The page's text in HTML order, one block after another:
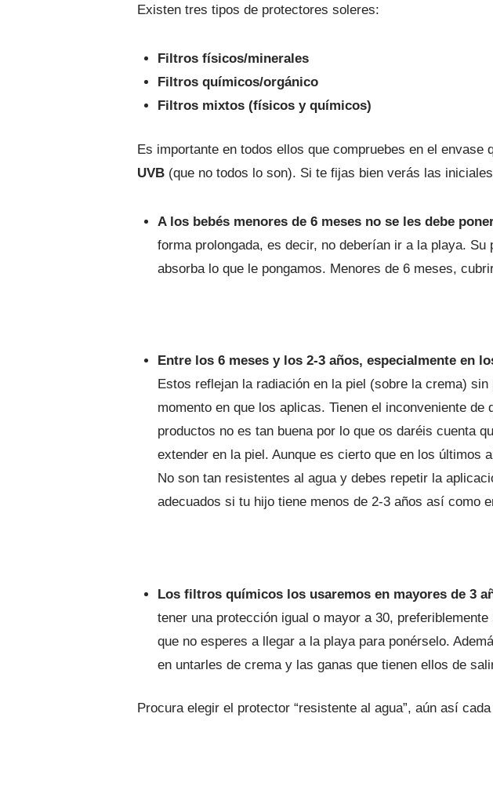
Existen tres tipos de protectores soleres:
Filtros físicos/minerales
Filtros químicos/orgánico
Filtros mixtos (físicos y químicos)
Es importante en todos ellos que compruebes en el
UVB (que no todos lo son). Si te fijas bien verás las
A los bebés menores de 6 meses no se les debe
forma prolongada, es decir, no deberían ir a la playa.
absorba lo que le pongamos. Menores de 6 meses,
Entre los 6 meses y los 2-3 años, especialmente en
Estos reflejan la radiación en la piel (sobre la crema)
momento en que los aplicas. Tienen el inconveniente
productos no es tan buena por lo que os daréis cuenta
extender en la piel. Aunque es cierto que en los últimos
No son tan resistentes al agua y debes repetir la
adecuados si tu hijo tiene menos de 2-3 años así como
Los filtros químicoslos usaremos en mayores de 3
tener una protección igual o mayor a 30,
que no esperes a llegar a la playa para ponérselo.
en untarles de crema y las ganas que tienen ellos de
Procura elegir el protector “resistente al agua”, aún así